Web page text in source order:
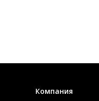
Компания